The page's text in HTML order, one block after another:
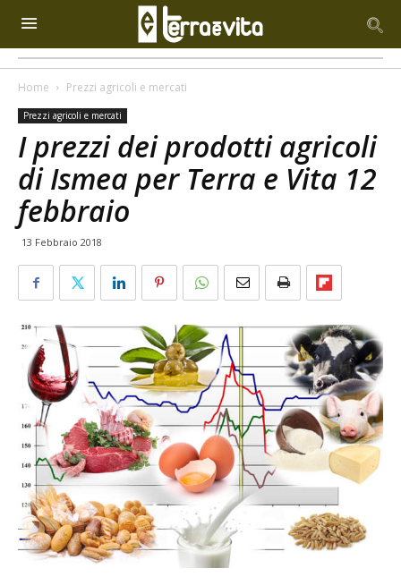
Home Prezzi agricoli e mercati
Prezzi agricoli e mercati
I prezzi dei prodotti agricoli
di Ismea per Terra e Vita 12
febbraio
13 Febbraio 2018